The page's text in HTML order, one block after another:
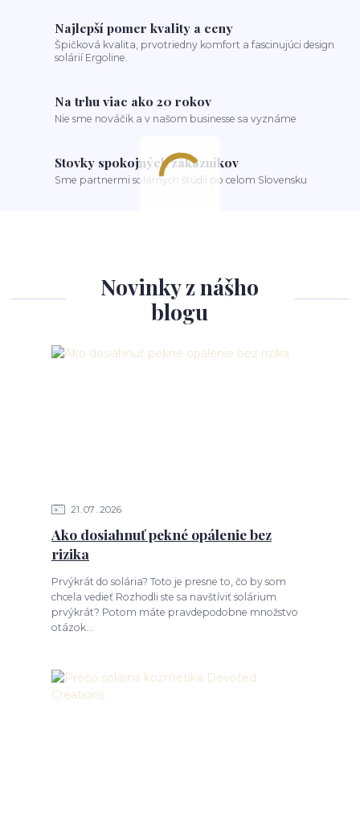
Najlepší pomer kvality a ceny
Špičková kvalita, prvotriedny komfort a fascinujúci design
solárií Ergoline.
Na trhu viac ako 20 rokov
Nie sme nováčik a v našom businesse sa vyznáme
Stovky spokojných zákazníkov
Sme partnermi solárnych štúdií po celom Slovensku
Novinky z nášho
blogu
21 07 2026
Ako dosiahnuť pekné opálenie bez
rizika
Prvýkrát do solária? Toto je presne to, čo by som
chcela vedieť Rozhodli ste sa navštíviť solárium
prvýkrát? Potom máte pravdepodobne množstvo
otázok...